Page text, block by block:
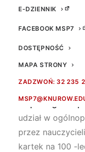
E-DZIENNIK
FACEBOOK MSP7
DOSTĘPNOŚĆ
MAPA STRONY
ZADZWOŃ: 32 235
niepodległości
udział w
przez
kartek na 100 -